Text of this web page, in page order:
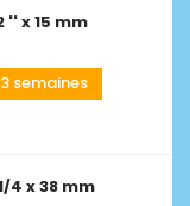
x 15 mm
semaines
4 x 38 mm